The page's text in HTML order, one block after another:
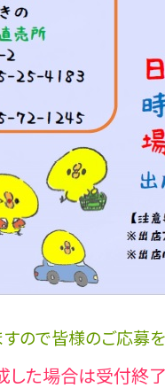
ので皆様のご応募
た場合は受付終了